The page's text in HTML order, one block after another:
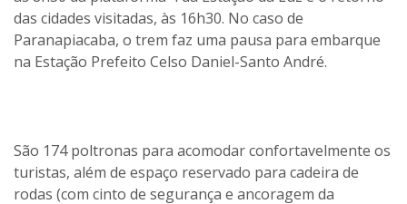
das cidades visitadas, às 16h30. No caso de
Paranapiacaba, o trem faz uma pausa para embarque
na Estação Prefeito Celso Daniel-Santo André.
São 174 poltronas para acomodar confortavelmente os
turistas, além de espaço reservado para cadeira de
rodas (com cinto de segurança e ancoragem da